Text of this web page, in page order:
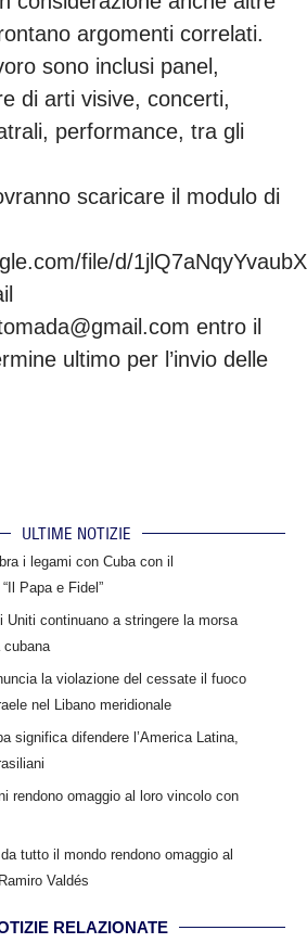
argomenti correlati.
sono inclusi panel,
di arti visive, concerti,
performance, tra gli
scaricare il modulo di
file/d/
entro il
ultimo per l’invio delle
ULTIME NOTIZIE
i legami con Cuba con il
Papa e Fidel”
Uniti continuano a stringere la morsa
cubana
la violazione del cessate il fuoco
nel Libano meridionale
significa difendere l’America Latina,
rendono omaggio al loro vincolo con
tutto il mondo rendono omaggio al
Valdés
RELAZIONATE